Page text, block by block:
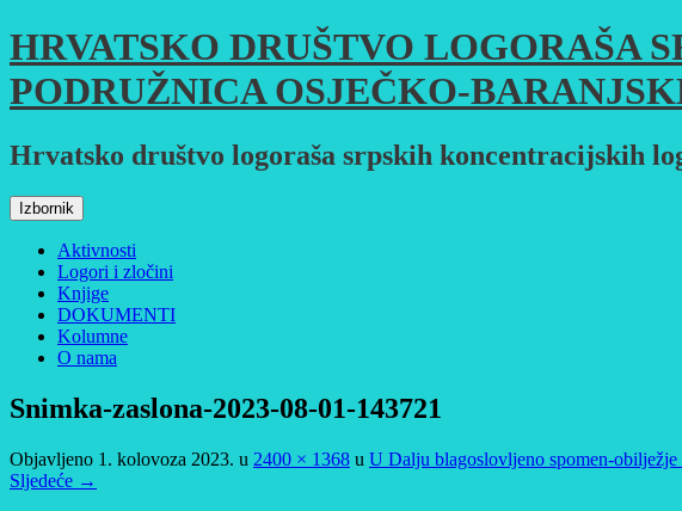
Skoči
do
sadržaja
HRVATSKO DRUŠTVO LOGORAŠA
PODRUŽNICA OSJEČKO-
Hrvatsko društvo logoraša srpskih koncentracijskih
Izbornik
Aktivnosti
Logori i zločini
Knjige
DOKUMENTI
Kolumne
O nama
Snimka-zaslona-2023-08-01-143721
Objavljeno 1. kolovoza 2023. u 2400 × 1368 u U Dalju blagoslovljeno spomen-
Sljedeće →